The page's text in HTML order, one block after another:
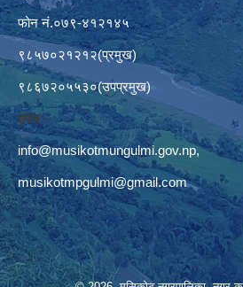
फोन नं.०७९-४१२१४५
९८५७०२१२१२(प्रमुख)
९८६७२०५५३०(उपप्रमुख)
इमेलः–
info@musikotmungulmi.gov.np,
musikotmpgulmi@gmail.com